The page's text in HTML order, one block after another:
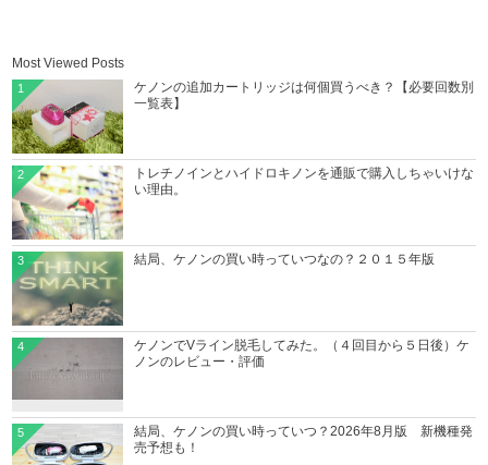
Most Viewed Posts
ケノンの追加カートリッジは何個買うべき？【必要回数別
一覧表】
1
トレチノインとハイドロキノンを通販で購入しちゃいけな
い理由。
2
結局、ケノンの買い時っていつなの？２０１５年版
3
ケノンでVライン脱毛してみた。（４回目から５日後）ケ
ノンのレビュー・評価
4
結局、ケノンの買い時っていつ？2026年8月版 新機種発
売予想も！
5